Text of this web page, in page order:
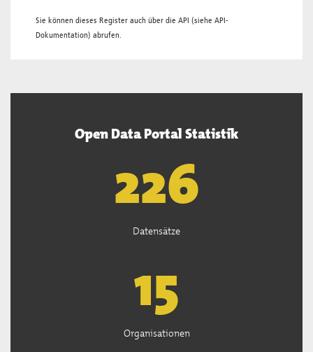
Sie können dieses Register auch über die API (siehe API-
Dokumentation) abrufen.
Open Data Portal Statistik
227
Datensätze
15
Organisationen